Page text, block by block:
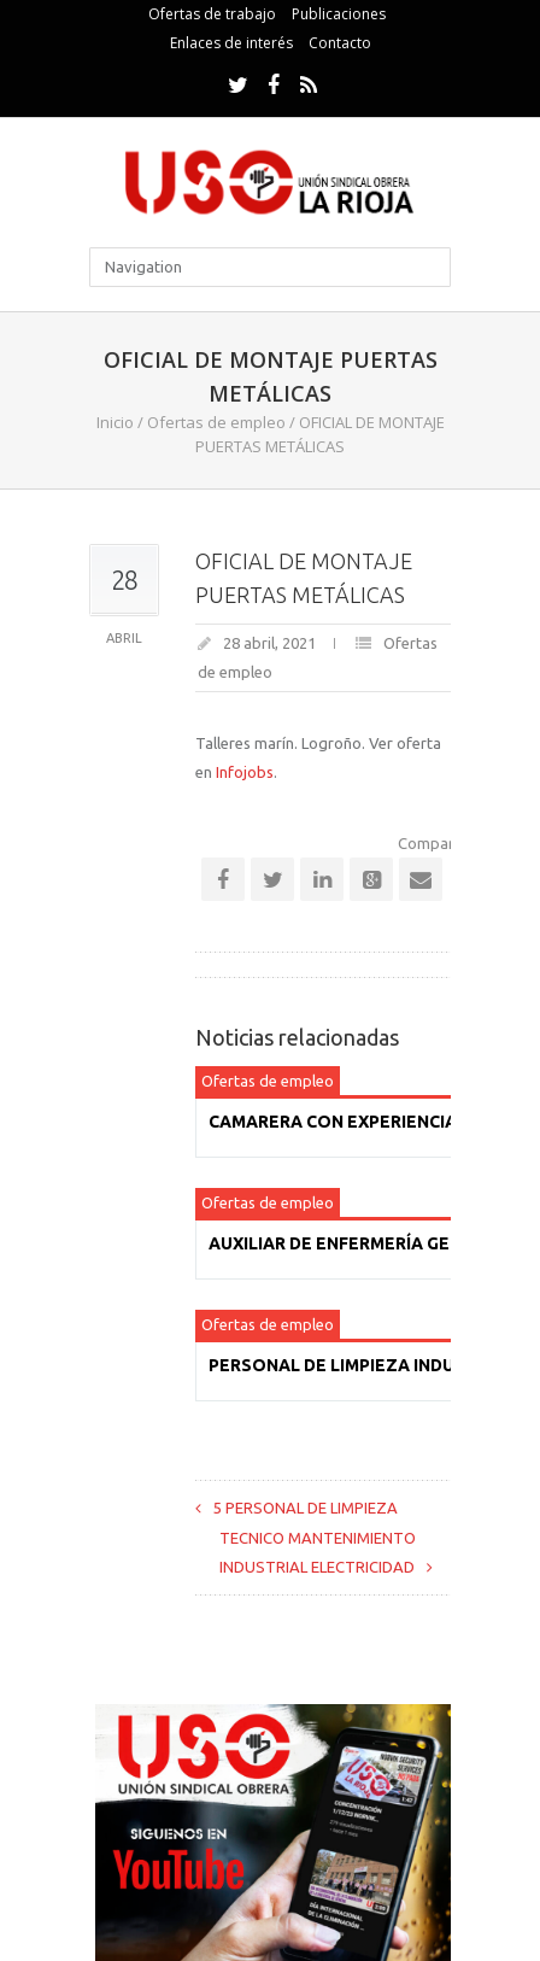
Ofertas de trabajo
Publicaciones
Enlaces de interés
Contacto
OFICIAL DE MONTAJE PUERTAS
METÁLICAS
Inicio / Ofertas de empleo / OFICIAL DE MONTAJE
PUERTAS METÁLICAS
28
ABRIL
OFICIAL DE MONTAJE
PUERTAS METÁLICAS
28 abril, 2021
Ofertas
de empleo
Talleres marín. Logroño. Ver oferta
en Infojobs.
Comparte esta
Noticias relacionadas
Ofertas de empleo
CAMARERA CON EXPERIENCIA
Ofertas de empleo
AUXILIAR DE ENFERMERÍA GERIÁTRICA
Ofertas de empleo
PERSONAL DE LIMPIEZA INDUSTRIAL
5 PERSONAL DE LIMPIEZA
TECNICO MANTENIMIENTO
INDUSTRIAL ELECTRICIDAD